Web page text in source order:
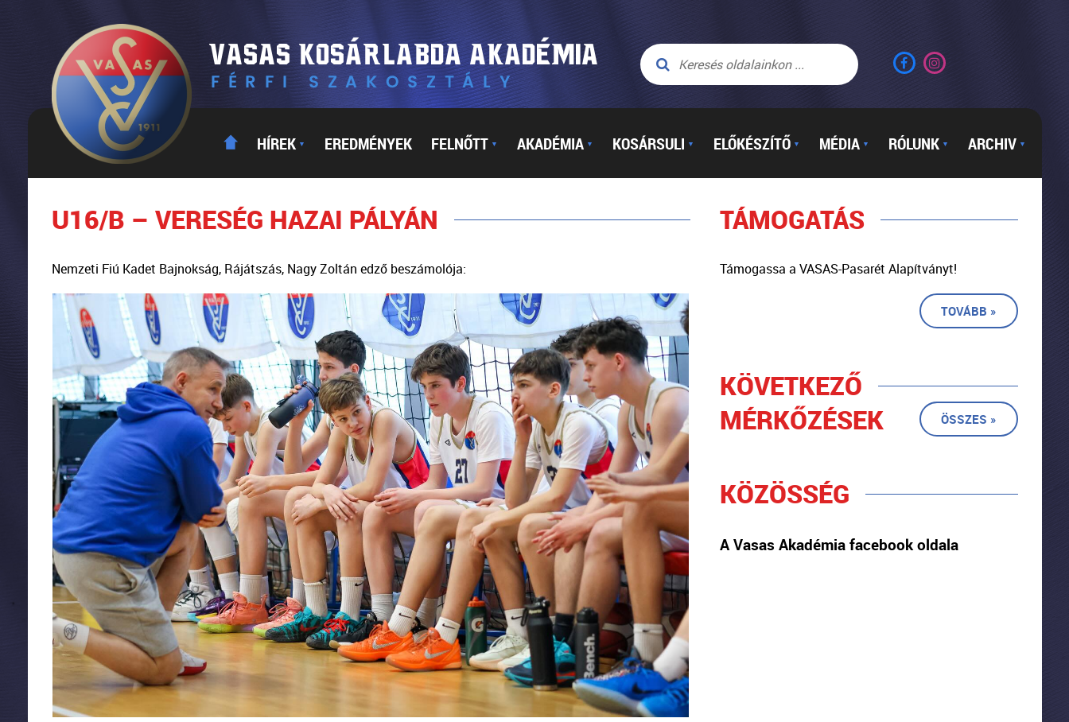
HÍREK ▼ EREDMÉNYEK FELNŐTT ▼ AKADÉMIA ▼ KOSÁRSULI ▼ ELŐKÉSZÍTŐ ▼ MÉDIA ▼ RÓLUNK ▼ ARCHIV ▼
U16/B – VERESÉG HAZAI PÁLYÁN
Nemzeti Fiú Kadet Bajnokság, Rájátszás, Nagy Zoltán edző beszámolója:
TÁMOGATÁS
Támogassa a VASAS-Pasarét Alapítványt!
TOVÁBB »
KÖVETKEZŐ
MÉRKŐZÉSEK
ÖSSZES »
KÖZÖSSÉG
A Vasas Akadémia facebook oldala